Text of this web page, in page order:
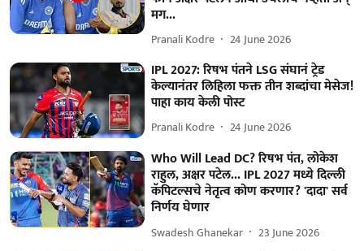
मग...
Pranali Kodre 24 June 2026
IPL 2027: रिषभ पंतने LSG संघानं ट्रेड
केल्यानंतर लिहिला फक्त तीन शब्दांचा मेसेज!
पाहा काय केली पोस्ट
Pranali Kodre 24 June 2026
Who Will Lead DC? रिषभ पंत, लोकेश
राहुल, अक्षर पटेल... IPL 2027 मध्ये दिल्ली
कॅपिटल्सचे नेतृत्व कोण करणार? 'दादा' सर्व
निर्णय घेणार
Swadesh Ghanekar 23 June 2026